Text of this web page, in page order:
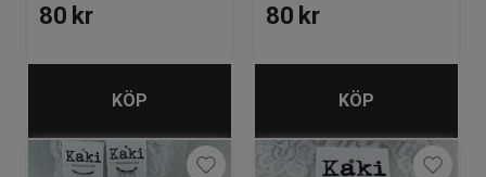
80 kr
KÖP
80 kr
KÖP